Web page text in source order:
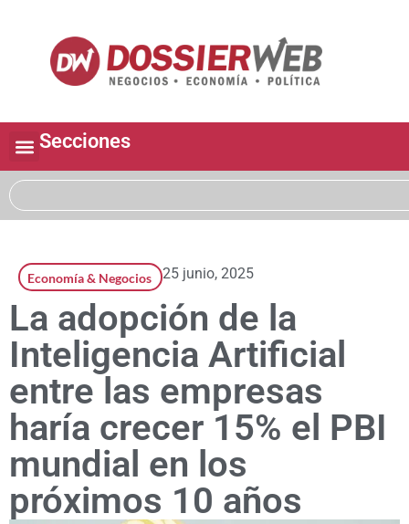
Secciones
Economía & Negocios 25 junio, 2025
La adopción de la
Inteligencia Artificial
entre las empresas
haría crecer 15% el PBI
mundial en los
próximos 10 años